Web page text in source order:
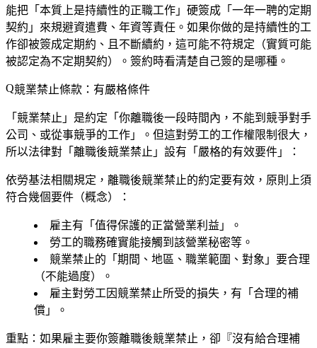
能把「本質上是持續性的正職工作」硬簽成「一年一聘的定期
契約」來規避資遣費、年資等責任。如果你做的是持續性的工
作卻被簽成定期約、且不斷續約，這可能不符規定（實質可能
被認定為不定期契約）。簽約時看清楚自己簽的是哪種。
競業禁止條款：有嚴格條件
「競業禁止」是約定「你離職後一段時間內，不能到競爭對手
公司、或從事競爭的工作」。但這對勞工的工作權限制很大，
所以法律對「離職後競業禁止」設有「 嚴格的有效要件 」：
依勞基法相關規定，離職後競業禁止的約定要有效，原則上須
符合幾個要件（概念）：
雇主有「值得保護的正當營業利益」。
勞工的職務確實能接觸到該營業秘密等。
競業禁止的「期間、地區、職業範圍、對象」要合理
（不能過度）。
雇主對勞工因競業禁止所受的損失，有「合理的補
償」。
重點：如果雇主要你簽離職後競業禁止，卻『沒有給合理補